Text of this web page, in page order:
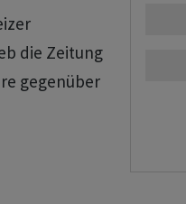
die Zeitung
gegenüber